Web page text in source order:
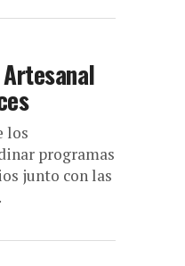
los
programas
junto con las